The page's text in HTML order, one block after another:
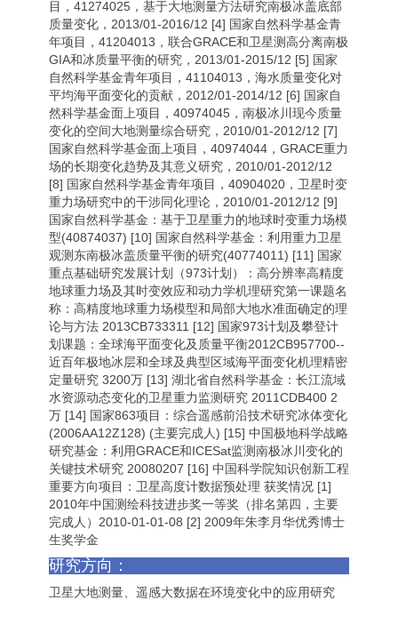
目，41274025，基于大地测量方法研究南极冰盖底部
质量变化，2013/01-2016/12 [4] 国家自然科学基金青
年项目，41204013，联合GRACE和卫星测高分离南极
GIA和冰质量平衡的研究，2013/01-2015/12 [5] 国家
自然科学基金青年项目，41104013，海水质量变化对
平均海平面变化的贡献，2012/01-2014/12 [6] 国家自
然科学基金面上项目，40974045，南极冰川现今质量
变化的空间大地测量综合研究，2010/01-2012/12 [7]
国家自然科学基金面上项目，40974044，GRACE重力
场的长期变化趋势及其意义研究，2010/01-2012/12
[8] 国家自然科学基金青年项目，40904020，卫星时变
重力场研究中的干涉同化理论，2010/01-2012/12 [9]
国家自然科学基金：基于卫星重力的地球时变重力场模
型(40874037) [10] 国家自然科学基金：利用重力卫星
观测东南极冰盖质量平衡的研究(40774011) [11] 国家
重点基础研究发展计划（973计划）：高分辨率高精度
地球重力场及其时变效应和动力学机理研究第一课题名
称：高精度地球重力场模型和局部大地水准面确定的理
论与方法 2013CB733311 [12] 国家973计划及攀登计
划课题：全球海平面变化及质量平衡2012CB957700--
近百年极地冰层和全球及典型区域海平面变化机理精密
定量研究 3200万 [13] 湖北省自然科学基金：长江流域
水资源动态变化的卫星重力监测研究 2011CDB400 2
万 [14] 国家863项目：综合遥感前沿技术研究冰体变化
(2006AA12Z128) (主要完成人) [15] 中国极地科学战略
研究基金：利用GRACE和ICESat监测南极冰川变化的
关键技术研究 20080207 [16] 中国科学院知识创新工程
重要方向项目：卫星高度计数据预处理 获奖情况 [1]
2010年中国测绘科技进步奖一等奖（排名第四，主要
完成人）2010-01-01-08 [2] 2009年朱李月华优秀博士
生奖学金
研究方向：
卫星大地测量、遥感大数据在环境变化中的应用研究